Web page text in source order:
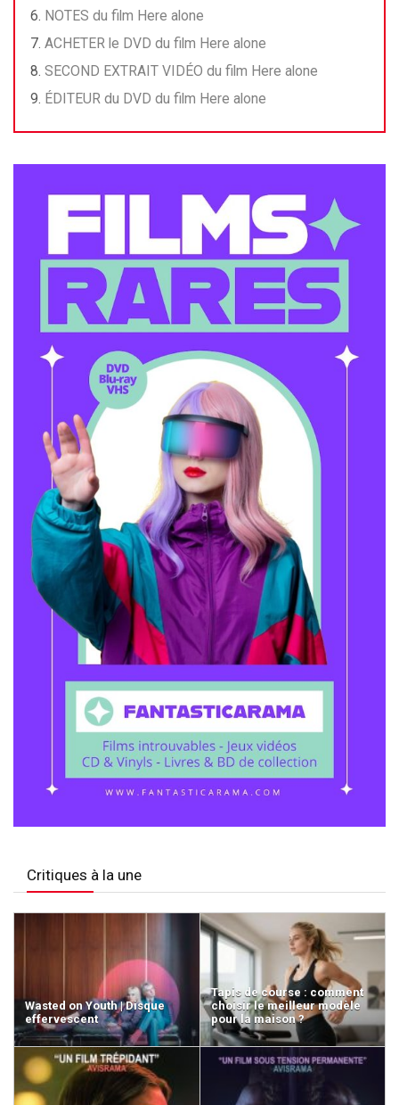
NOTES du film Here alone
ACHETER le DVD du film Here alone
SECOND EXTRAIT VIDÉO du film Here alone
ÉDITEUR du DVD du film Here alone
Critiques à la une
Wasted on Youth | Disque
effervescent
Tapis de course : comment
choisir le meilleur modèle
pour la maison ?